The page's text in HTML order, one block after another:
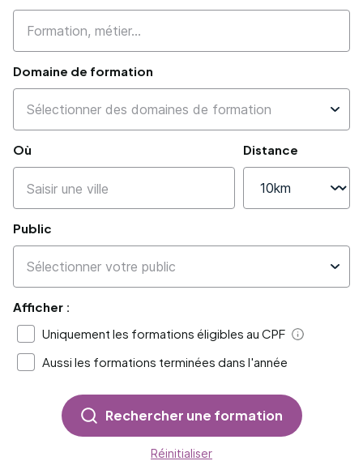
Domaine de formation
Où Distance
Public
Afficher :
Uniquement les formations éligibles au CPF
Aide
Aussi les formations terminées dans l'année
Rechercher une formation
Réinitialiser